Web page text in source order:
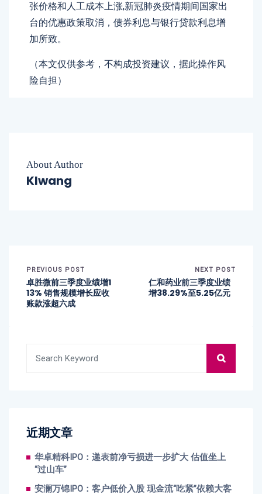
张价格和人工成本上涨,新冠肺炎疫情期间国家出
台的优惠政策取消，债券利息与银行贷款利息增
加所致。
（本文仅供参考，不构成投资建议，据此操作风
险自担）
About Author
Klwang
PREVIOUS POST
卓胜微前三季度业绩增1
13% 销售规模增长应收
账款涨超六成
NEXT POST
仁和药业前三季度业绩
增38.29%至5.25亿元
近期文章
华卓精科IPO：递表前净亏损进一步扩大 估值坐上
“过山车”
安澜万锦IPO：客户低价入股 现金流“吃紧”依赖大客